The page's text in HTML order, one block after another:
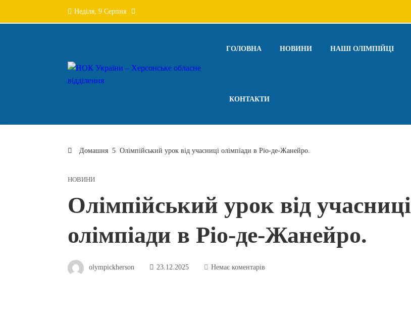
Неділя, 9 Серпня
ГОЛОВНА НОВИНИ НАШІ ОЛІМПІЙЦІ
КОНТАКТИ
Домашня Олімпійський урок від учасниці олімпіади в Ріо-де-Жанейро.
НОВИНИ
Олімпійський урок від учасниці
олімпіади в Ріо-де-Жанейро.
olympickherson 23.12.2025 Немає коментарів